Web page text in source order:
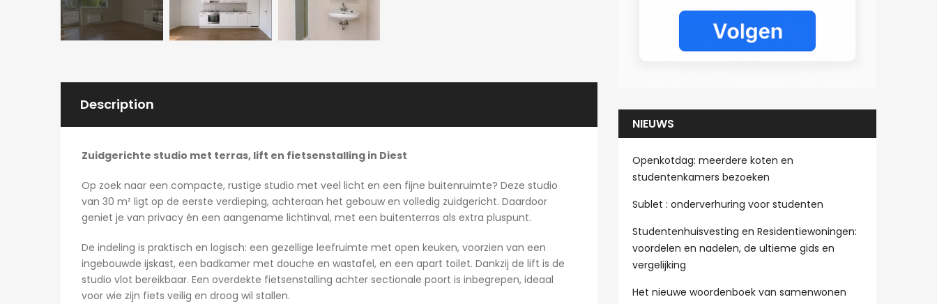
Description
Zuidgerichte studio met terras, lift en fietsenstalling in Diest
Op zoek naar een compacte, rustige studio met veel licht en een fijne buitenruimte? Deze studio
van 30 m² ligt op de eerste verdieping, achteraan het gebouw en volledig zuidgericht. Daardoor
geniet je van privacy én een aangename lichtinval, met een buitenterras als extra pluspunt.
De indeling is praktisch en logisch: een gezellige leefruimte met open keuken, voorzien van een
ingebouwde ijskast, een badkamer met douche en wastafel, en een apart toilet. Dankzij de lift is de
studio vlot bereikbaar. Een overdekte fietsenstalling achter sectionale poort is inbegrepen, ideaal
voor wie zijn fiets veilig en droog wil stallen.
NIEUWS
Openkotdag: meerdere koten en
studentenkamers bezoeken
Sublet : onderverhuring voor studenten
Studentenhuisvesting en Residentiewoningen:
voordelen en nadelen, de ultieme gids en
vergelijking
Het nieuwe woordenboek van samenwonen